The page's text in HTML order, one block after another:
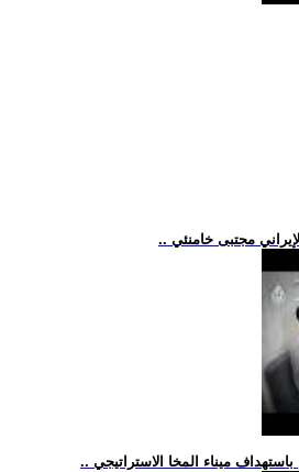
مجتبى خامنئي
ميناء المخا الاستراتيجي